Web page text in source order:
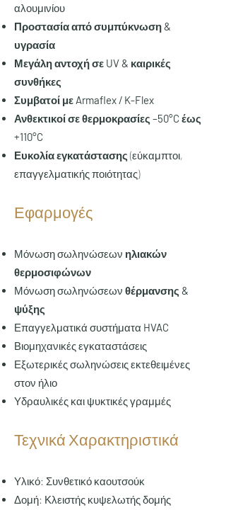
αλουμινίου
Προστασία από συμπύκνωση &
υγρασία
Μεγάλη αντοχή σε UV & καιρικές
συνθήκες
Συμβατοί με Armaflex / K-Flex
Ανθεκτικοί σε θερμοκρασίες –50°C έως
+110°C
Ευκολία εγκατάστασης (εύκαμπτοι,
επαγγελματικής ποιότητας)
Εφαρμογές
Μόνωση σωληνώσεων ηλιακών
θερμοσιφώνων
Μόνωση σωληνώσεων θέρμανσης &
ψύξης
Επαγγελματικά συστήματα HVAC
Βιομηχανικές εγκαταστάσεις
Εξωτερικές σωληνώσεις εκτεθειμένες
στον ήλιο
Υδραυλικές και ψυκτικές γραμμές
Τεχνικά Χαρακτηριστικά
Υλικό: Συνθετικό καουτσούκ
Δομή: Κλειστής κυψελωτής δομής